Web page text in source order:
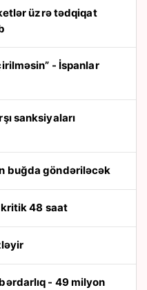
buğda göndəriləcək
kritik 48 saat